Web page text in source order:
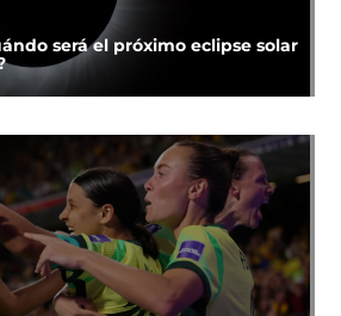
será el próximo eclipse solar